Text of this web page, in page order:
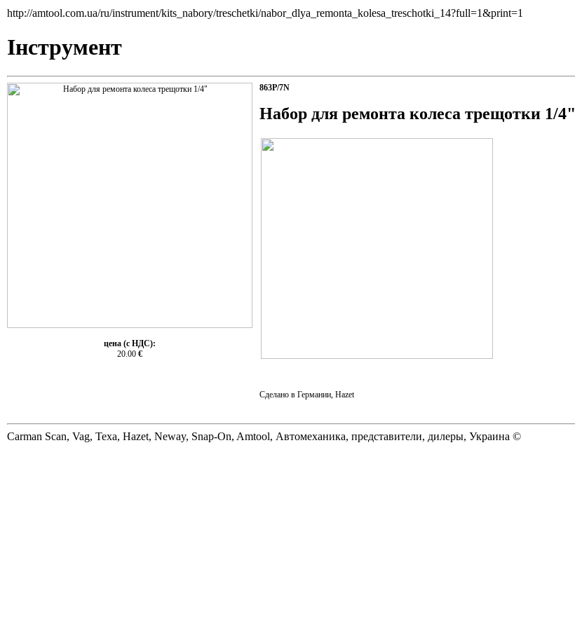
http://amtool.com.ua/ru/instrument/kits_nabory/treschetki/nabor_dlya_remonta_kolesa_treschotki_14?full=1&print=1
Інструмент
цена (с НДС):
20.00 €
863P/7N
Набор для ремонта колеса трещотки 1/4"
Сделано в Германии, Hazet
Carman Scan, Vag, Texa, Hazet, Neway, Snap-On, Amtool, Автомеханика, представители, дилеры, Украина ©